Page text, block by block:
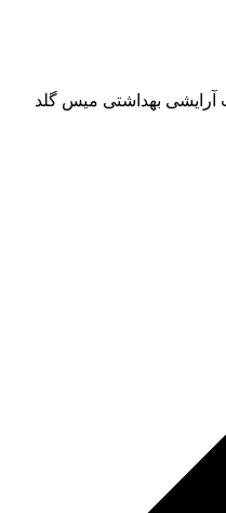
آرایشی بهداشتی میس گلد